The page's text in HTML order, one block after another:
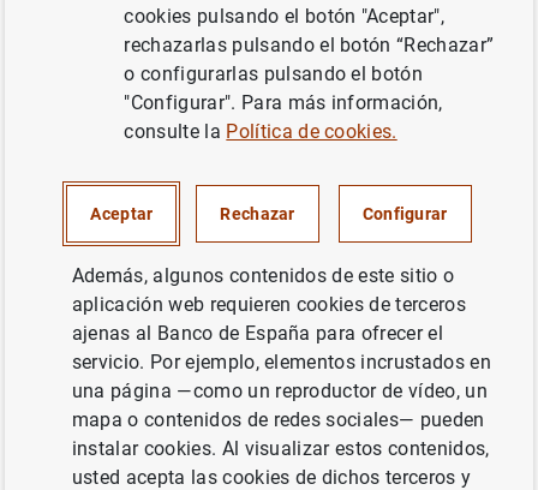
POLÍTICA MONETARIA
interés oficiales del BCE en 25 puntos básicos. En
principales de financiación y los tipos de interés de la
facilidad marginal de crédito y de la facilidad de depósito
aumentarán hasta el 4,25 %, el 4,50 % y el 3,75 %,
respectivamente, con efectos a partir del 2 de agosto de
cookies pulsando el botón "Aceptar",
rechazarlas pulsando el botón “Rechazar”
o configurarlas pulsando el botón
"Configurar". Para más información,
consulte la Política de cookies.
Aceptar Rechazar Configurar
Además, algunos contenidos de este sitio o
aplicación web requieren cookies de terceros
ajenas al Banco de España para ofrecer el
servicio. Por ejemplo, elementos incrustados en
una página —como un reproductor de vídeo, un
mapa o contenidos de redes sociales— pueden
instalar cookies. Al visualizar estos contenidos,
usted acepta las cookies de dichos terceros y